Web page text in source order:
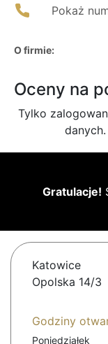
Pokaż
O firmie:
Oceny na
Tylko
danych.
Gratulacje!
Katowice
Opolska 14/3
Godziny
Poniedziałek